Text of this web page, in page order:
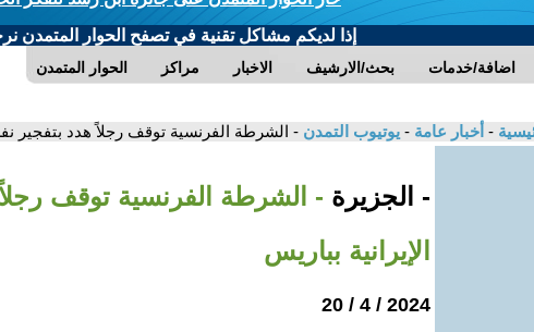
إذا لديكم مشاكل تقنية في تصفح الحوار المتمدن
الحوار المتمدن مراكز الاخبار بحث/الارشيف اضافة/خدمات
- أخبار عامة - يوتيوب التمدن - الشرطة الفرنسية توقف رجلاً هدد بتفجير
- الجزيرة - الشرطة الفرنسية توقف
الإيرانية بباريس
2024 / 4 / 20